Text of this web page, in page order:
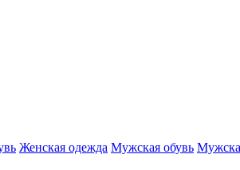
Женская одежда Мужская обувь